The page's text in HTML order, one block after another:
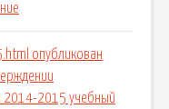
опубликован
2014-2015 учебный